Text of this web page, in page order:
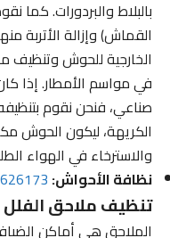
بالبلاط والبردورات. كما
القماش) وإزالة الأتربة
الخارجية للحوش وتنظيف
في مواسم الأمطار. إذا
صناعي، فنحن نقوم
الكريهة، ليكون الحوش
والاسترخاء في الهواء الطلق.
نظافة الأحواش:
تنظيف ملاحق الفلل
الملاحق هي أماكن